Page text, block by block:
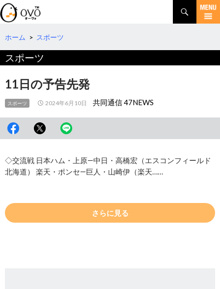
検
索
コ
テ
へ
ホーム > スポーツ
スポーツ
11日の予告先発
スポーツ 2024年6月10日 共同通信 47NEWS
◇交流戦 日本ハム・上原―中日・高橋宏（エスコンフィールド
北海道） 楽天・ポンセ―巨人・山崎伊（楽天……
さらに見る